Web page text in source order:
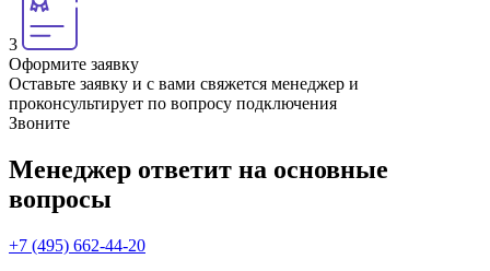
3
Оформите заявку
Оставьте заявку и с вами свяжется менеджер и
проконсультирует по вопросу подключения
Звоните
Менеджер ответит на основные
вопросы
+7 (495) 662-44-20